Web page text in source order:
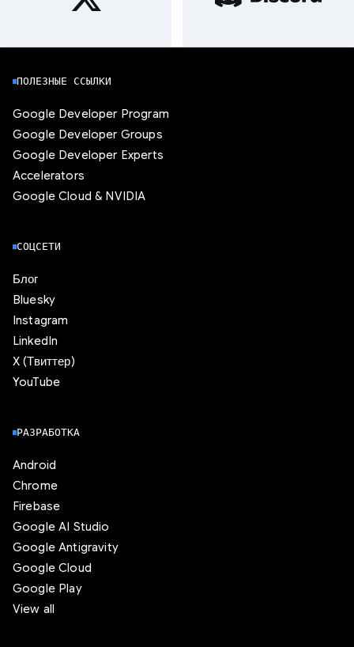
ПОЛЕЗНЫЕ ССЫЛКИ
Google Developer Program
Google Developer Groups
Google Developer Experts
Accelerators
Google Cloud & NVIDIA
СОЦСЕТИ
Блог
Bluesky
Instagram
LinkedIn
X (Твиттер)
YouTube
РАЗРАБОТКА
Android
Chrome
Firebase
Google AI Studio
Google Antigravity
Google Cloud
Google Play
View all